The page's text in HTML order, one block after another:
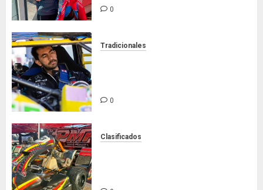
0
Tradicionales
0
Clasificados